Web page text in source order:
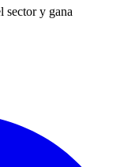
sector y gana